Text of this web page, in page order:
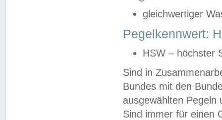
gleichwertiger
Pegelkennwert:
HSW – höchster
Sind in
Bundes mit den
ausgewählten
Sind immer für einen